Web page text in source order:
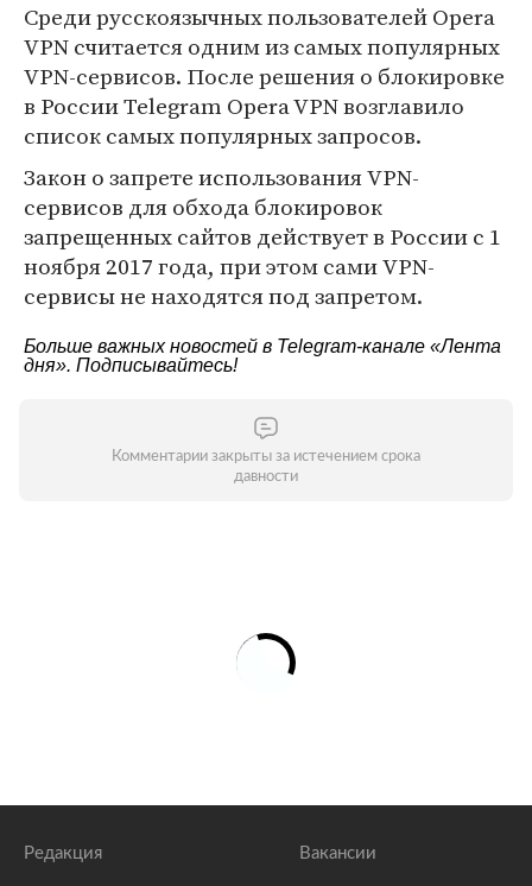
Среди русскоязычных пользователей Opera
VPN считается одним из самых популярных
VPN-сервисов. После решения о блокировке
в России Telegram Opera VPN возглавило
список самых популярных запросов.
Закон о запрете использования VPN-
сервисов для обхода блокировок
запрещенных сайтов действует в России с 1
ноября 2017 года, при этом сами VPN-
cервисы не находятся под запретом.
Больше важных новостей в Telegram-канале «Лента
дня». Подписывайтесь!
Комментарии закрыты за истечением срока
давности
Редакция Вакансии